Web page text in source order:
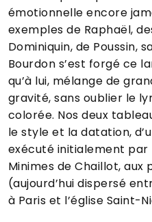
émotionnelle encore
exemples de Raphaël,
Dominiquin, de Poussin,
Bourdon s’est forgé ce
qu’à lui, mélange de
gravité, sans oublier le
colorée. Nos deux
le style et la datation,
exécuté initialement par
Minimes de Chaillot, aux
(aujourd’hui dispersé
à Paris et l’église Saint-